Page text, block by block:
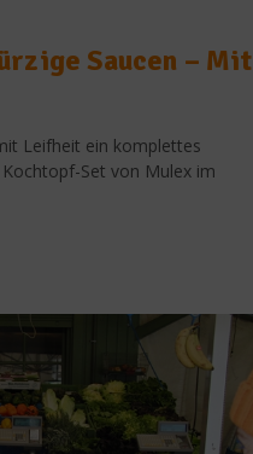
Saucen – Mit
Leifheit ein komplettes
Set von Mulex im